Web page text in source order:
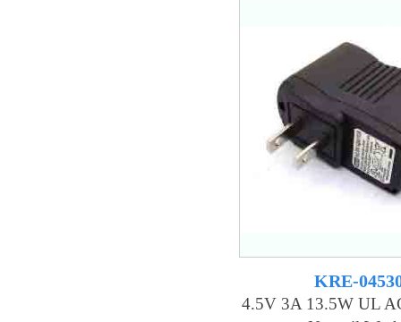
KRE-
4.5V 3A 13.5W UL